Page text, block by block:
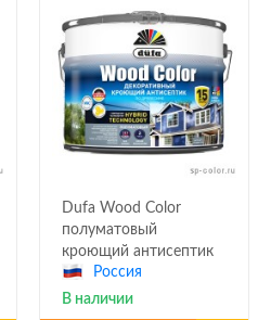
Dufa Wood Color
полуматовый
кроющий антисептик
для дерева
Россия
В наличии